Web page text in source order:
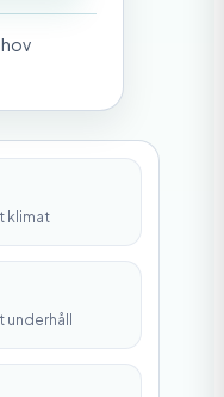
klimat